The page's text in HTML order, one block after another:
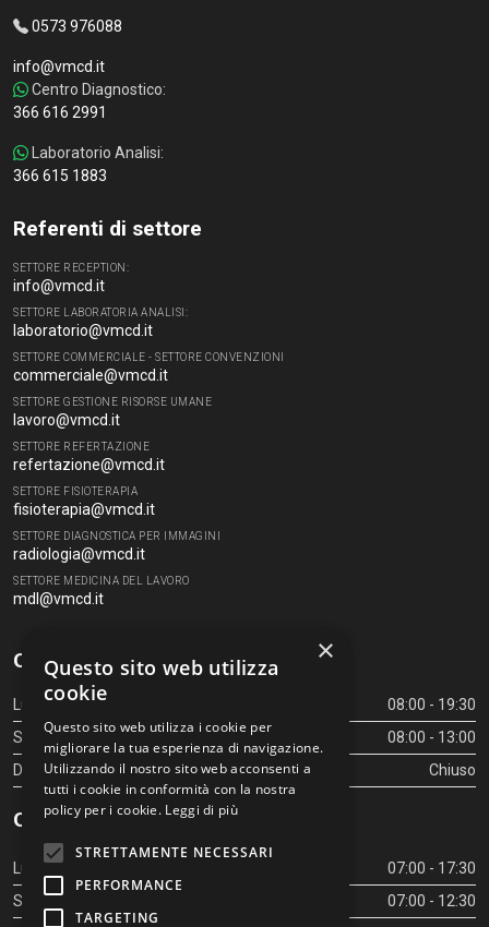
0573 976088
info@vmcd.it
Centro Diagnostico:
366 616 2991
Laboratorio Analisi:
366 615 1883
Referenti di settore
SETTORE RECEPTION:
info@vmcd.it
SETTORE LABORATORIA ANALISI:
laboratorio@vmcd.it
SETTORE COMMERCIALE - SETTORE CONVENZIONI
commerciale@vmcd.it
SETTORE GESTIONE RISORSE UMANE
lavoro@vmcd.it
SETTORE REFERTAZIONE
refertazione@vmcd.it
SETTORE FISIOTERAPIA
fisioterapia@vmcd.it
SETTORE DIAGNOSTICA PER IMMAGINI
radiologia@vmcd.it
SETTORE MEDICINA DEL LAVORO
mdl@vmcd.it
Orari Centro Diagnostico
Lunedì - Venerdì
08:00 - 19:30
Sabato
08:00 - 13:00
Domenica
Chiuso
Orari Centro Diagnostico
Lunedì - Venerdì
07:00 - 17:30
Sabato
07:00 - 12:30
×
Questo sito web utilizza
cookie
Questo sito web utilizza i cookie per
migliorare la tua esperienza di navigazione.
Utilizzando il nostro sito web acconsenti a
tutti i cookie in conformità con la nostra
policy per i cookie. Leggi di più
STRETTAMENTE NECESSARI
PERFORMANCE
TARGETING